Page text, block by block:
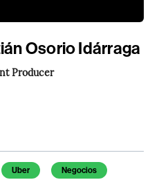
Osorio Idárraga
Producer
Uber Negocios